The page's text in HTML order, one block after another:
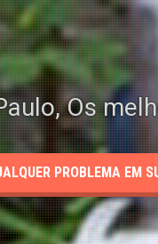
Os
PROBLEMA